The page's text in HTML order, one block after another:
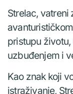
Strelac, vatreni
pristupu
uzbuđenjem i
Kao znak koji
istraživanje,